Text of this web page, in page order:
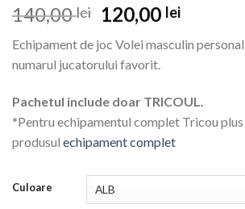
140,00lei
Prețul
inițial
a
fost:
120,00 leiPrețul
este:
Echipament de joc Volei masculin
numarul jucatorului favorit.
Pachetul include doar TRICOUL.
*Pentru echipamentul complet Tricou
produsul echipament complet
Culoare